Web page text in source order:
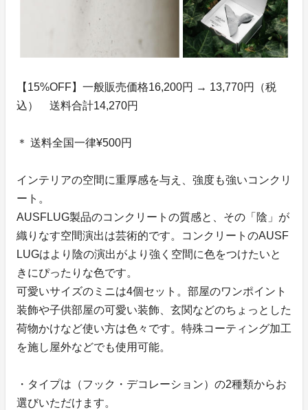
【15%OFF】一般販売価格16,200円 → 13,770円（税
込） 送料合計14,270円
＊ 送料全国一律¥500円
インテリアの空間に重厚感を与え、強度も強いコンクリ
ート。
AUSFLUG製品のコンクリートの質感と、その「陰」が
織りなす空間演出は芸術的です。コンクリートのAUSF
LUGはより陰の演出がより強く空間に色をつけたいと
きにぴったりな色です。
可愛いサイズのミニは4個セット。部屋のワンポイント
装飾や子供部屋の可愛い装飾、玄関などのちょっとした
荷物かけなど使い方は色々です。特殊コーティング加工
を施し屋外などでも使用可能。
・タイプは（フック・デコレーション）の2種類からお
選びいただけます。